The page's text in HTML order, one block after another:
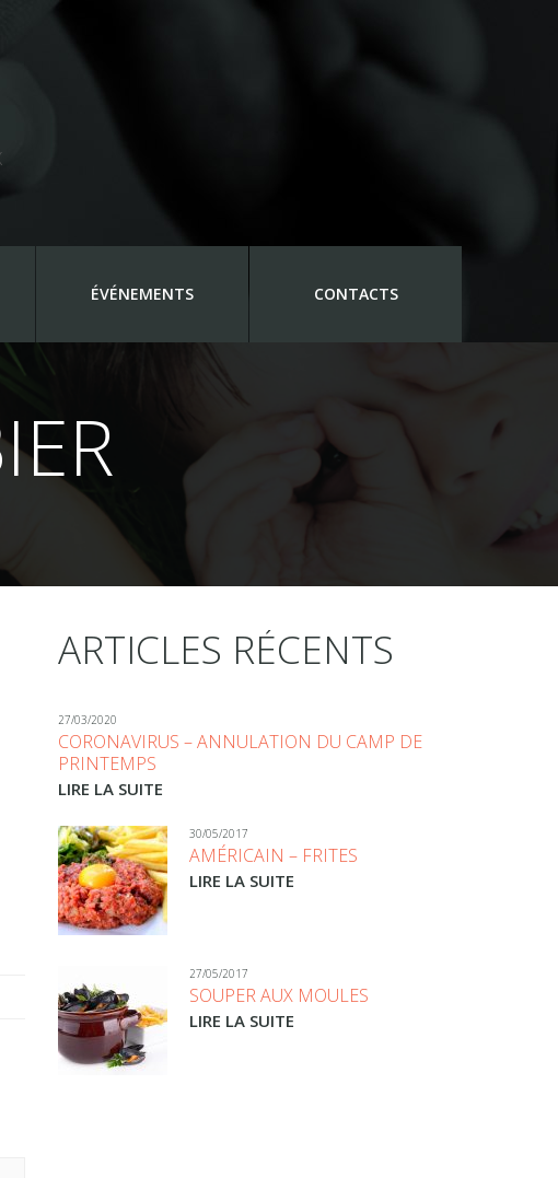
ÉVÉNEMENTS CONTACTS
ARTICLES RÉCENTS
27/03/2020
CORONAVIRUS – ANNULATION DU CAMP DE
PRINTEMPS
LIRE LA SUITE
30/05/2017
AMÉRICAIN – FRITES
LIRE LA SUITE
27/05/2017
SOUPER AUX MOULES
LIRE LA SUITE